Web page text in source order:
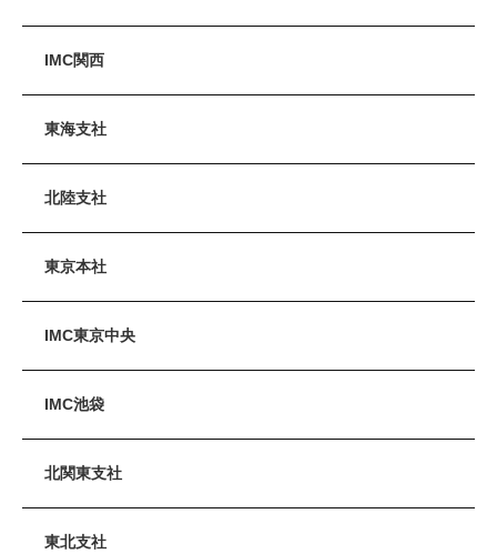
IMC関西
東海支社
北陸支社
東京本社
IMC東京中央
IMC池袋
北関東支社
東北支社